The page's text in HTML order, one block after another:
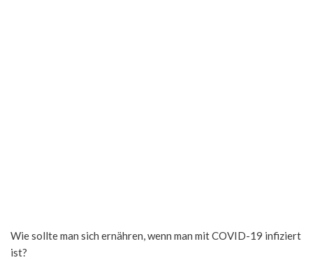
Wie sollte man sich ernähren, wenn man mit COVID-19 infiziert
ist?